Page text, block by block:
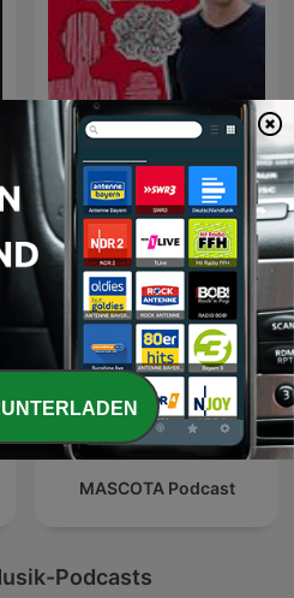
Talk mit Thees
MASCOTA Podcast
Podcasts